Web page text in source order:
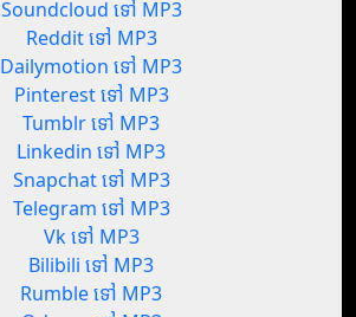
Soundcloud ទៅ MP3
Reddit ទៅ MP3
Dailymotion ទៅ MP3
Pinterest ទៅ MP3
Tumblr ទៅ MP3
Linkedin ទៅ MP3
Snapchat ទៅ MP3
Telegram ទៅ MP3
Vk ទៅ MP3
Bilibili ទៅ MP3
Rumble ទៅ MP3